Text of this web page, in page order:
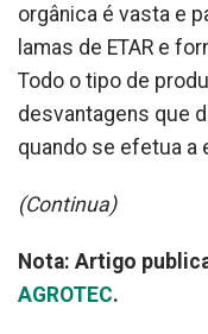
orgânica é vasta e
lamas de ETAR e
Todo o tipo de
desvantagens que
quando se efetua a
(Continua)
Nota: Artigo
AGROTEC.